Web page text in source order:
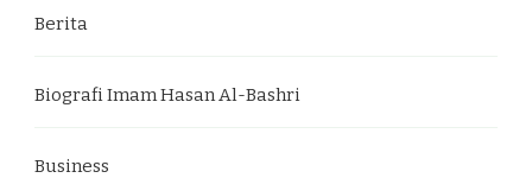
Berita
Biografi Imam Hasan Al-Bashri
Business